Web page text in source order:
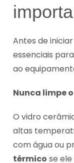
Antes de
essenciais
ao
Nunca limpe
O vidro
altas
com água ou
térmico se